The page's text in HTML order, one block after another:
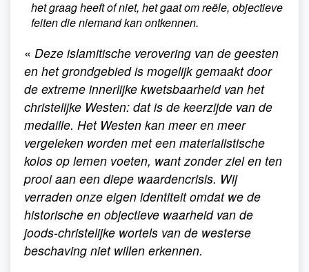
het graag heeft of niet, het gaat om reële, objectieve
feiten die niemand kan ontkennen.
« Deze islamitische verovering van de geesten
en het grondgebied is mogelijk gemaakt door
de extreme innerlijke kwetsbaarheid van het
christelijke Westen: dat is de keerzijde van de
medaille. Het Westen kan meer en meer
vergeleken worden met een materialistische
kolos op lemen voeten, want zonder ziel en ten
prooi aan een diepe waardencrisis. Wij
verraden onze eigen identiteit omdat we de
historische en objectieve waarheid van de
joods-christelijke wortels van de westerse
beschaving niet willen erkennen.